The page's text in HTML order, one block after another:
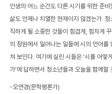
인생의 어느 순간도 다른 시기를 위한 준
삶도 언제나 치열한 현재이지 않겠는가.
직하게 될 소중한 것들이 힘겹게, 힘차게
의 정원에서 일어나는 일들에 시의 언어를
쳐 보인다. 여기에 실린 시들은 ‘시를 어떻
가’에 답하면서 청소년들과 오늘을 함께할
-오연경(문학평론가)